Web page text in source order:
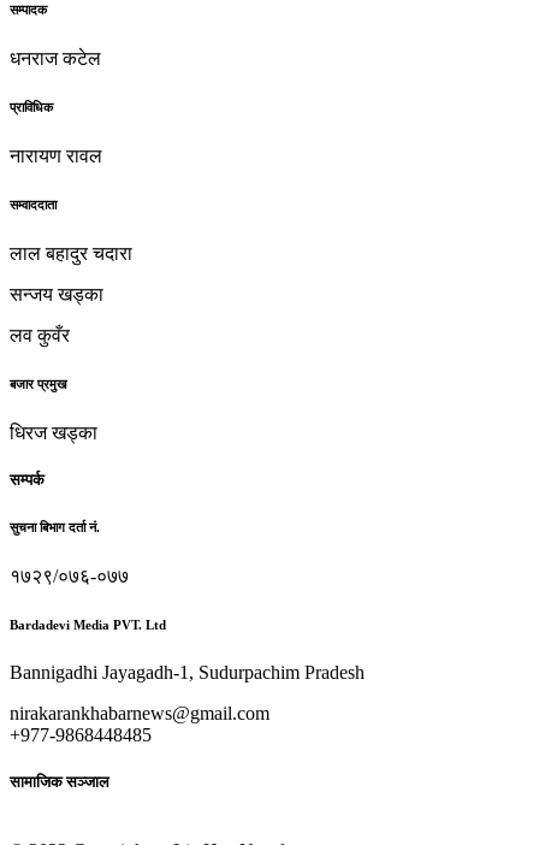
सम्पादक
धनराज कटेल
प्राविधिक
नारायण रावल
सम्वाददाता
लाल बहादुर चदारा
सन्जय खड्का
लव कुवँर
बजार प्रमुख
धिरज खड्का
सम्पर्क
सुचना बिभाग दर्ता नं.
१७२९/०७६-०७७
Bardadevi Media PVT. Ltd
Bannigadhi Jayagadh-1, Sudurpachim Pradesh
nirakarankhabarnews@gmail.com
+977-9868448485
सामाजिक सञ्जाल